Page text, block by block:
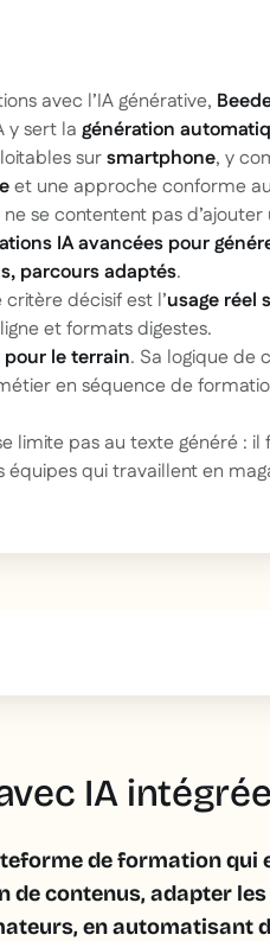
avec l’IA générative,
y sert la génération
sursmartphone, y
et une approche conforme au
se contentent pas
IA avancées pour
parcours adaptés.
décisif est l’usage réel
et formats digestes.
le terrain. Sa logique de
en séquence de
limite pas au texte généré : il
qui travaillent en
IA
de formation qui
contenus, adapter
en automatisant